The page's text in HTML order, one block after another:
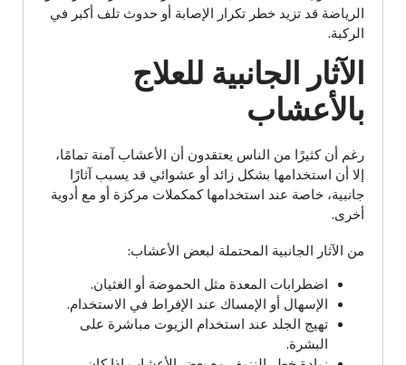
الرياضة قد تزيد خطر تكرار الإصابة أو حدوث تلف أكبر في
الركبة.
الآثار الجانبية للعلاج
بالأعشاب
رغم أن كثيرًا من الناس يعتقدون أن الأعشاب آمنة تمامًا،
إلا أن استخدامها بشكل زائد أو عشوائي قد يسبب آثارًا
جانبية، خاصة عند استخدامها كمكملات مركزة أو مع أدوية
أخرى.
من الآثار الجانبية المحتملة لبعض الأعشاب:
اضطرابات المعدة مثل الحموضة أو الغثيان.
الإسهال أو الإمساك عند الإفراط في الاستخدام.
تهيج الجلد عند استخدام الزيوت مباشرة على
البشرة.